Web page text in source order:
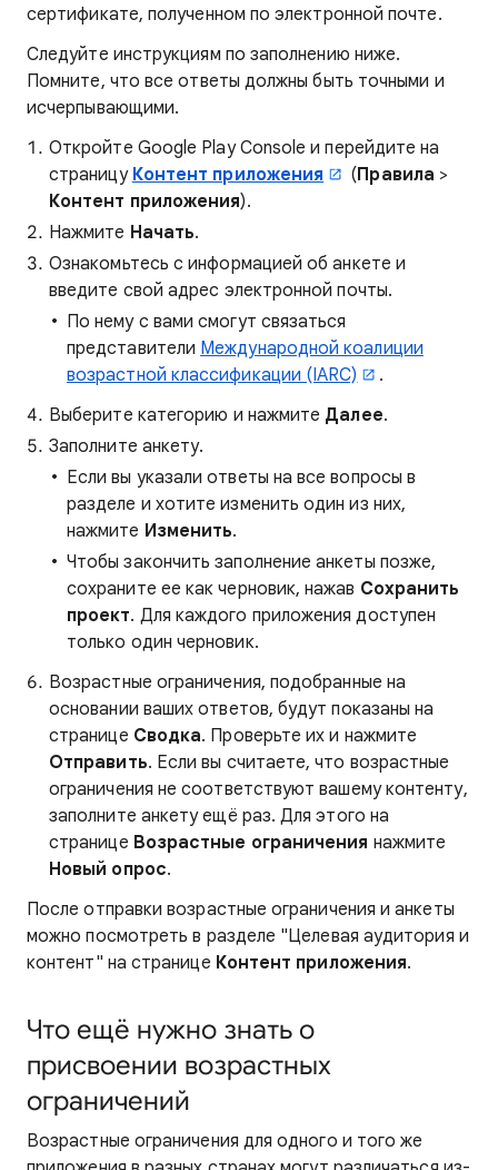
сертификате, полученном по электронной почте.
Следуйте инструкциям по заполнению ниже.
Помните, что все ответы должны быть точными и
исчерпывающими.
Откройте Google Play Console и перейдите на
страницу Контент приложения (Правила >
Контент приложения).
Нажмите Начать.
Ознакомьтесь с информацией об анкете и
введите свой адрес электронной почты.
По нему с вами смогут связаться
представители Международной коалиции
возрастной классификации (IARC)
.
Выберите категорию и нажмите Далее.
Заполните анкету.
Если вы указали ответы на все вопросы в
разделе и хотите изменить один из них,
нажмите Изменить.
Чтобы закончить заполнение анкеты позже,
сохраните ее как черновик, нажав Сохранить
проект. Для каждого приложения доступен
только один черновик.
Возрастные ограничения, подобранные на
основании ваших ответов, будут показаны на
странице Сводка. Проверьте их и нажмите
Отправить. Если вы считаете, что возрастные
ограничения не соответствуют вашему контенту,
заполните анкету ещё раз. Для этого на
странице Возрастные ограничения нажмите
Новый опрос.
После отправки возрастные ограничения и анкеты
можно посмотреть в разделе "Целевая аудитория и
контент" на странице Контент приложения.
Что ещё нужно знать о
присвоении возрастных
ограничений
Возрастные ограничения для одного и того же